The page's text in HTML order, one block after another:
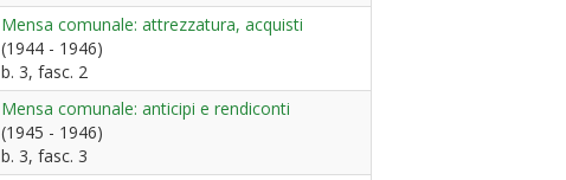
Mensa comunale: attrezzatura, acquisti
(1944 - 1946)
b. 3, fasc. 2
Mensa comunale: anticipi e rendiconti
(1945 - 1946)
b. 3, fasc. 3